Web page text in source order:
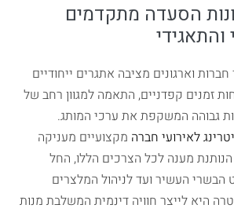
הסעדה מתקדמים
וארגונים מציבה אתגרים ייחודיים
זמנים קפדניים, התאמה למגוון רחב של
גבוהה המשקפת את ערכי המותג.
לאירועי חברה מקצועיים מעניקה
מענה לכל הצרכים הללו, החל
הבשרי העשיר ועד לניהול המלצרים
היא לייצר חוויה דינמית המשלבת מנות